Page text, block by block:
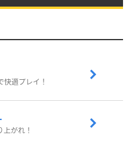
快適プレイ！
がれ！